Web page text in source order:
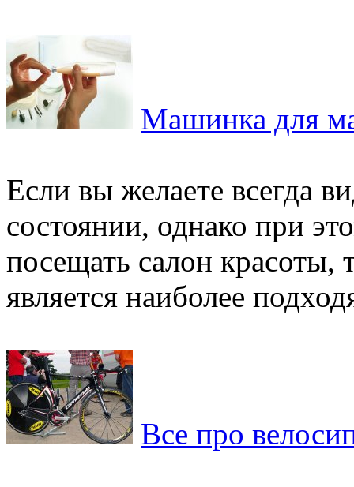
Машинка для
Если вы желаете всегда
состоянии, однако при
посещать салон
является наиболее
Все про